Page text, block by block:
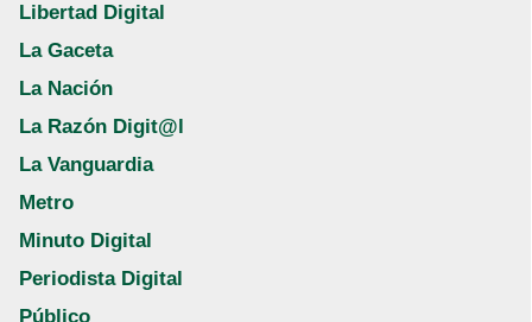
Libertad Digital
La Gaceta
La Nación
La Razón Digit@l
La Vanguardia
Metro
Minuto Digital
Periodista Digital
Público